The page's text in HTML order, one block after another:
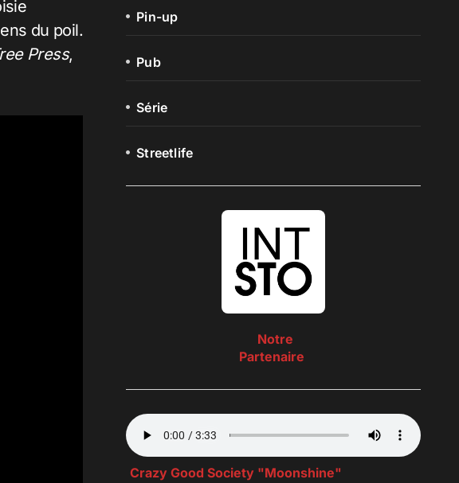
du poil.
Press,
Pin-up
Pub
Série
Streetlife
Notre
Partenaire
Crazy Good Society "Moonshine"